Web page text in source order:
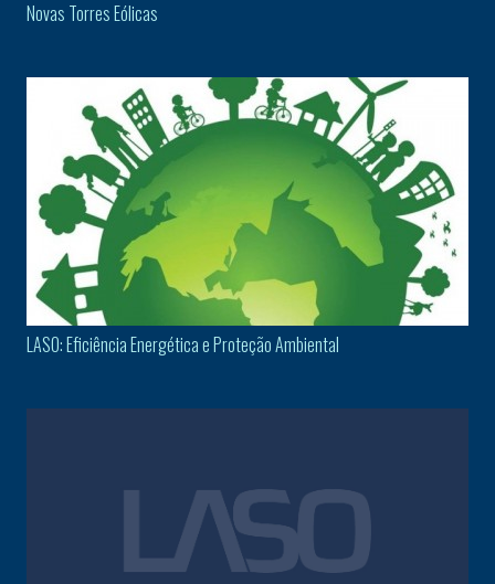
Novas Torres Eólicas
LASO: Eficiência Energética e Proteção Ambiental